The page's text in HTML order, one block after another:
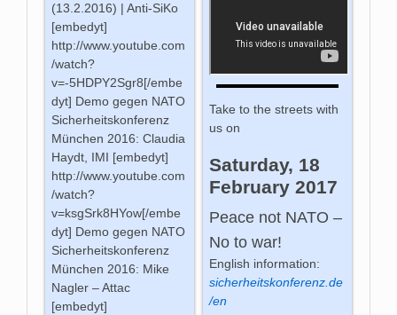
Take to the streets with
us on
Saturday, 18
February 2017
Peace not NATO –
No to war!
English information:
sicherheitskonferenz.de
/en
(13.2.2016) | Anti-SiKo
[embedyt]
http://www.youtube.com
/watch?
v=-5HDPY2Sgr8[/embe
dyt] Demo gegen NATO
Sicherheitskonferenz
München 2016: Claudia
Haydt, IMI [embedyt]
http://www.youtube.com
/watch?
v=ksgSrk8HYow[/embe
dyt] Demo gegen NATO
Sicherheitskonferenz
München 2016: Mike
Nagler – Attac
[embedyt]